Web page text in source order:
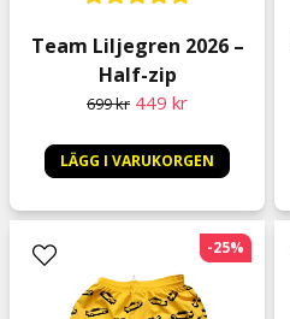
Team Liljegren 2026 –
Half-zip
699 kr 449 kr
LÄGG I VARUKORGEN
-25%